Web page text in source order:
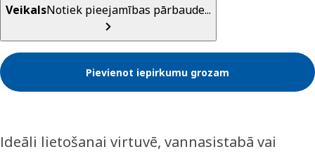
VeikalsNotiek pieejamības pārbaude...
Pievienot iepirkumu grozam
Ideāli lietošanai virtuvē, vannasistabā vai